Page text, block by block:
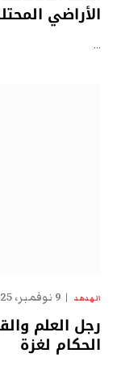
الأراضي
…
الهدهد 9 نوفمبر، 2025
رجل العلم
الحكام لغزة